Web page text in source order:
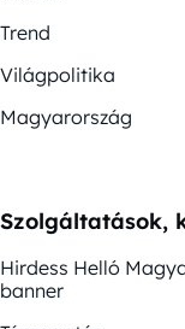
Trend
Világpolitika
Magyarország
Szolgáltatások,
Hirdess Helló
banner